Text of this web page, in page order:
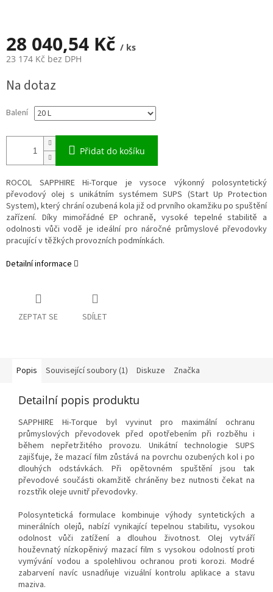
28 040,54 Kč / ks
23 174 Kč bez DPH
cena:
Na dotaz
Balení
Přidat do košíku
ROCOL SAPPHIRE Hi-Torque je vysoce výkonný polosyntetický
převodový olej s unikátním systémem SUPS (Start Up Protection
System), který chrání ozubená kola již od prvního okamžiku po spuštění
zařízení. Díky mimořádné EP ochraně, vysoké tepelné stabilitě a
odolnosti vůči vodě je ideální pro náročné průmyslové převodovky
pracující v těžkých provozních podmínkách.
Detailní informace
ZEPTAT SE SDÍLET
Popis Související soubory (1) Diskuze Značka
Detailní popis produktu
SAPPHIRE Hi-Torque byl vyvinut pro maximální ochranu
průmyslových převodovek před opotřebením při rozběhu i
během nepřetržitého provozu. Unikátní technologie SUPS
zajišťuje, že mazací film zůstává na povrchu ozubených kol i po
dlouhých odstávkách. Při opětovném spuštění jsou tak
převodové součásti okamžitě chráněny bez nutnosti čekat na
rozstřik oleje uvnitř převodovky.
Polosyntetická formulace kombinuje výhody syntetických a
minerálních olejů, nabízí vynikající tepelnou stabilitu, vysokou
odolnost vůči zatížení a dlouhou životnost. Olej vytváří
houževnatý nízkopěnivý mazací film s vysokou odolností proti
vymývání vodou a spolehlivou ochranou proti korozi. Modré
zabarvení navíc usnadňuje vizuální kontrolu aplikace a stavu
maziva.